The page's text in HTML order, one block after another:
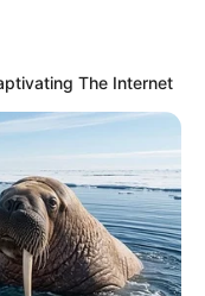
The Internet